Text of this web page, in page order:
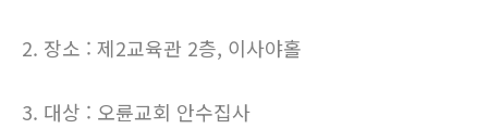
2. 장소 : 제2교육관 2층, 이사야홀
3. 대상 : 오륜교회 안수집사